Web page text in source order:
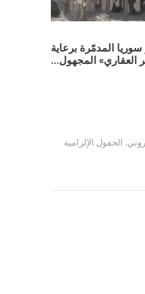
سوريا المدمّرة برعاية
العقاري» المجهول...
الحقول الإلزامية